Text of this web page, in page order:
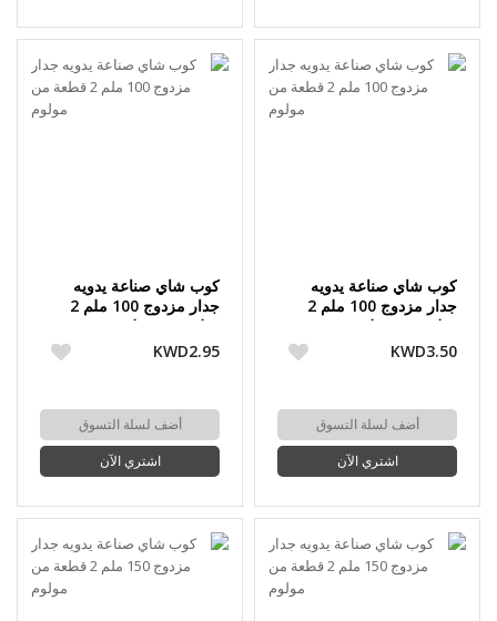
كوب شاي صناعة يدويه
جدار مزدوج 100 ملم 2
قطعة من مولوم
KWD3.50
أضف لسلة التسوق
اشتري الآن
كوب شاي صناعة يدويه
جدار مزدوج 100 ملم 2
قطعة من مولوم
KWD2.95
أضف لسلة التسوق
اشتري الآن